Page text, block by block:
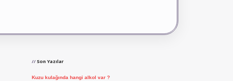
Son Yazılar
Kuzu kulağında hangi alkol var ?